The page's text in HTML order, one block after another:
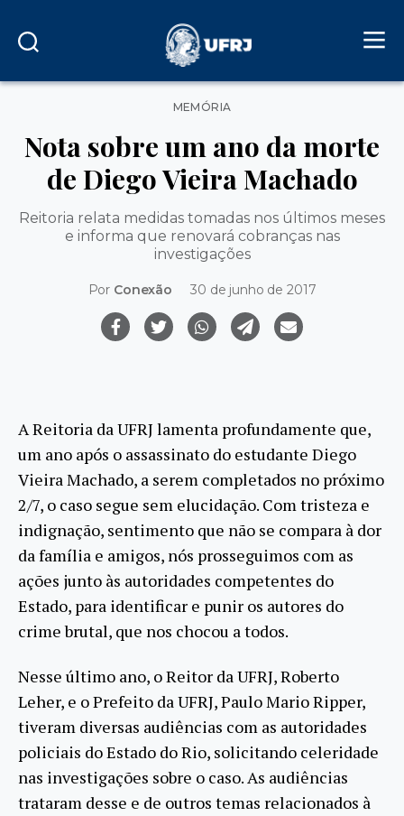
Categorias
MEMÓRIA
Nota sobre um ano da morte
de Diego Vieira Machado
Reitoria relata medidas tomadas nos últimos meses
e informa que renovará cobranças nas
investigações
Por Conexão 30 de junho de 2017
A Reitoria da UFRJ lamenta profundamente que,
um ano após o assassinato do estudante Diego
Vieira Machado, a serem completados no próximo
2/7, o caso segue sem elucidação. Com tristeza e
indignação, sentimento que não se compara à dor
da família e amigos, nós prosseguimos com as
ações junto às autoridades competentes do
Estado, para identificar e punir os autores do
crime brutal, que nos chocou a todos.
Nesse último ano, o Reitor da UFRJ, Roberto
Leher, e o Prefeito da UFRJ, Paulo Mario Ripper,
tiveram diversas audiências com as autoridades
policiais do Estado do Rio, solicitando celeridade
nas investigações sobre o caso. As audiências
trataram desse e de outros temas relacionados à